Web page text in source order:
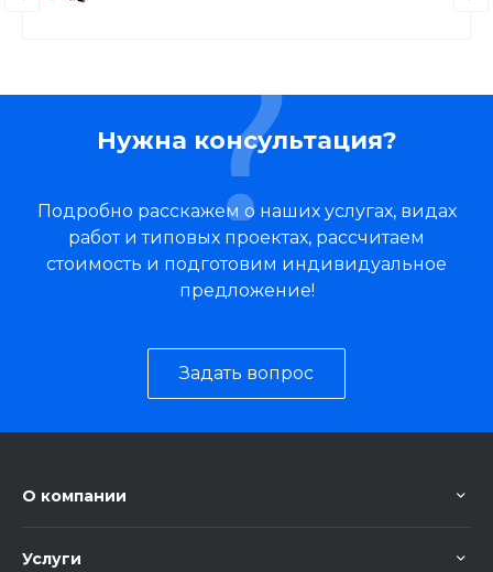
Нужна консультация?
Подробно расскажем о наших услугах, видах
работ и типовых проектах, рассчитаем
стоимость и подготовим индивидуальное
предложение!
Задать вопрос
О компании
Услуги